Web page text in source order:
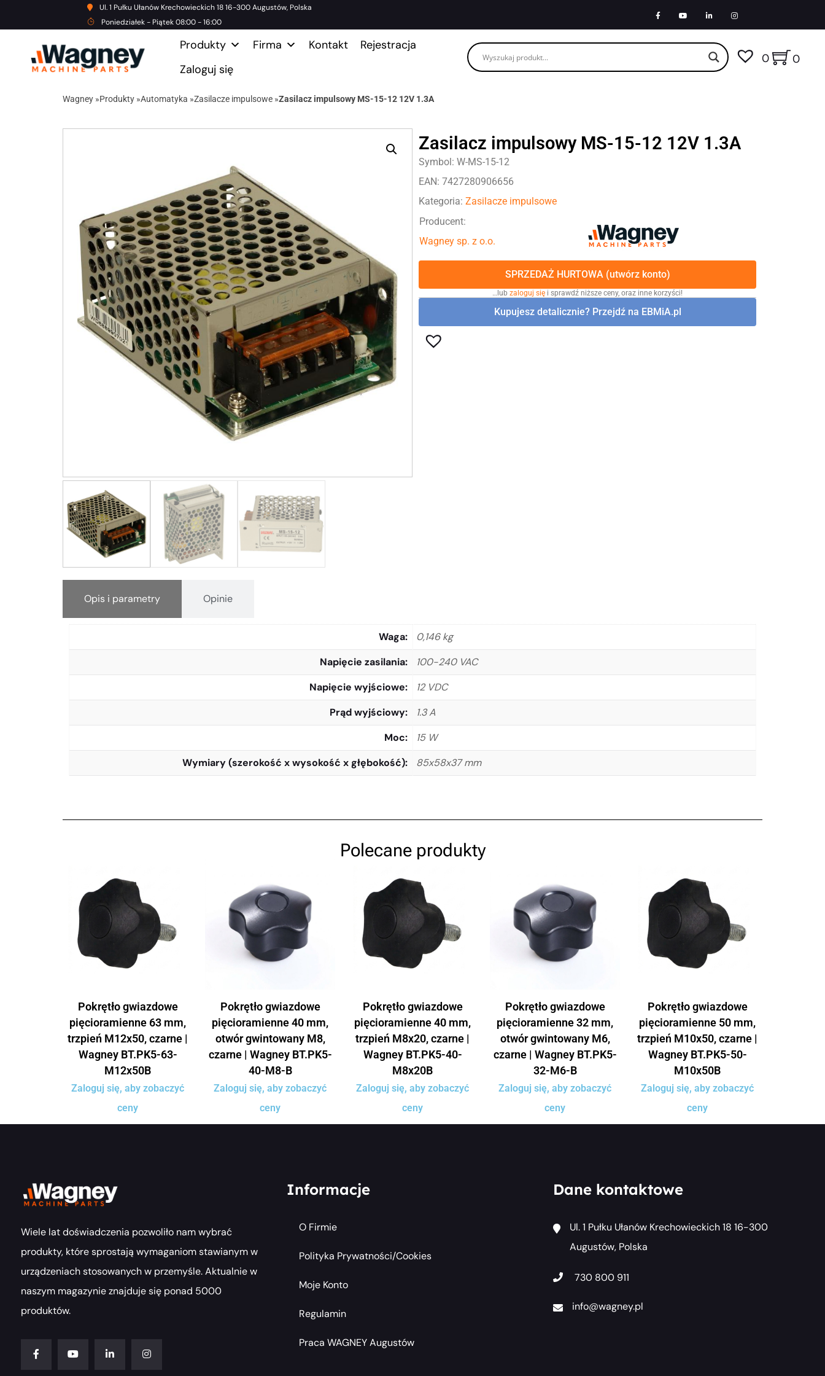
Ul. 1 Pułku Ułanów Krechowieckich 18 16-300 Augustów, Polska
Poniedziałek - Piątek 08:00 - 16:00
Produkty Firma Kontakt
Rejestracja
Zaloguj się
0 0
Wagney »Produkty »Automatyka »Zasilacze impulsowe »Zasilacz impulsowy MS-15-12 12V 1.3A
Zasilacz impulsowy MS-15-12 12V 1.3A
Symbol: W-MS-15-12
EAN: 7427280906656
Kategoria: Zasilacze impulsowe
Producent:
Wagney sp. z o.o.
SPRZEDAŻ HURTOWA (utwórz konto)
…lub zaloguj się i sprawdź niższe ceny, oraz inne korzyści!
Kupujesz detalicznie? Przejdź na EBMiA.pl
Opis i parametry Opinie
Waga
0,146 kg
Napięcie zasilania
100-240 VAC
Napięcie wyjściowe
12 VDC
Prąd wyjściowy
1.3 A
Moc
15 W
Wymiary (szerokość x wysokość x głębokość)
85x58x37 mm
Polecane produkty
Pokrętło gwiazdowe
pięcioramienne 63 mm,
trzpień M12x50, czarne |
Wagney BT.PK5-63-
M12x50B
Zaloguj się, aby zobaczyć
ceny
Pokrętło gwiazdowe
pięcioramienne 40 mm,
otwór gwintowany M8,
czarne | Wagney BT.PK5-
40-M8-B
Zaloguj się, aby zobaczyć
ceny
Pokrętło gwiazdowe
pięcioramienne 40 mm,
trzpień M8x20, czarne |
Wagney BT.PK5-40-
M8x20B
Zaloguj się, aby zobaczyć
ceny
Pokrętło gwiazdowe
pięcioramienne 32 mm,
otwór gwintowany M6,
czarne | Wagney BT.PK5-
32-M6-B
Zaloguj się, aby zobaczyć
ceny
Pokrętło gwiazdowe
pięcioramienne 50 mm,
trzpień M10x50, czarne |
Wagney BT.PK5-50-
M10x50B
Zaloguj się, aby zobaczyć
ceny
Wiele lat doświadczenia pozwoliło nam wybrać
produkty, które sprostają wymaganiom stawianym w
urządzeniach stosowanych w przemyśle. Aktualnie w
naszym magazynie znajduje się ponad 5000
produktów.
Informacje
O Firmie
Polityka Prywatności/cookies
Moje Konto
Regulamin
Praca WAGNEY Augustów
Dane kontaktowe
Ul. 1 Pułku Ułanów Krechowieckich 18 16-300
Augustów, Polska
730 800 911
info@wagney.pl